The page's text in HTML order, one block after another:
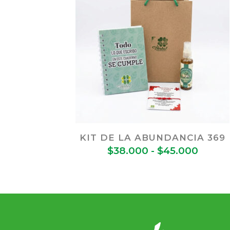
KIT DE LA ABUNDANCIA 369
$38.000 - $45.000Rango